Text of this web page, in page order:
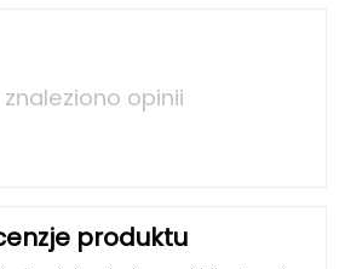
znaleziono opinii
produktu